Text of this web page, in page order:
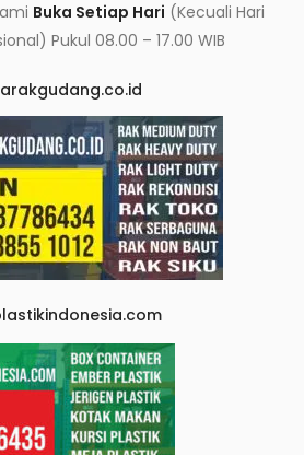
Buka Setiap Hari (Kecuali Hari
Pukul 08.00 – 17.00 WIB